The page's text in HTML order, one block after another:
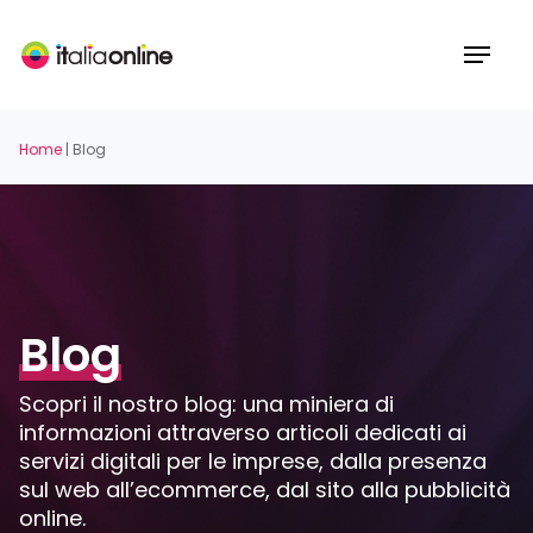
main
Menu
Home | Blog
Blog
Scopri il nostro blog: una miniera di
informazioni attraverso articoli dedicati ai
servizi digitali per le imprese, dalla presenza
sul web all’ecommerce, dal sito alla pubblicità
online.